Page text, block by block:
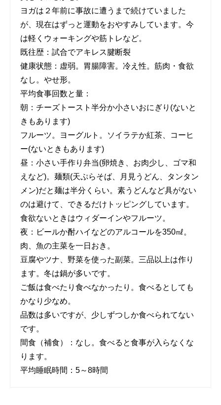
ヨガは２年前に事故に遭うまで続けていました
が、現在はずっと運動をおやすみしています。今
は軽くウォーキングや筋トレなど。
既往歴：試合でアキレス腱断裂
健康状態：虚弱。胃腸障害。冷え性。筋肉・食欲
なし。やせ形。
平均食事回数と量：
朝：チーズトースト半分か小さいおにぎり(ないと
きもあります)
フルーツ。ヨーグルト。ソイラテか紅茶、コーヒ
ー(ないときもあります)
昼：小さい手作り弁当(卵焼き、お肉少し、ゴマ和
えなど)。麺類(天ぷらそば、月見うどん、タンタン
メン)だと麺は半分くらい。素うどんなど具がない
のは避けて、できるだけトッピングしています。
食欲ないときはウィダーインやフルーツ。
夜：ビールか酎ハイなどのアルコールを350㎖。
肉、魚の主菜を一日おき。
豆腐やツナ、野菜を使った副菜。三品以上は作り
ます。冬は鍋が多いです。
ご飯は食べたり食べなかったり。食べるとしても
かなり少なめ。
品数は多いですが、少しずつしか食べられてない
です。
間食（補食）：なし。食べると食事が入らなくな
ります。
平均睡眠時間：5～8時間